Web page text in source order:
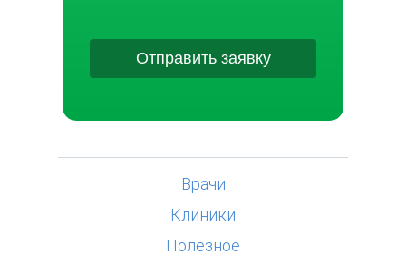
Отправить заявку
Врачи
Клиники
Полезное